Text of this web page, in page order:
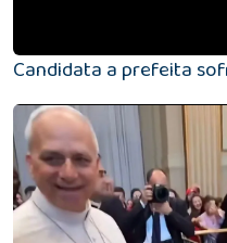
Candidata a prefeita